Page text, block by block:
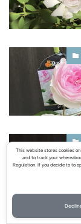
This website stores cookies
and to track your
Regulation. If you decide to to